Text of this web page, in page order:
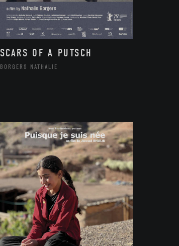
SCARS OF A PUTSCH
BORGERS NATHALIE